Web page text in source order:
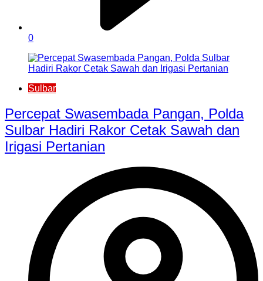
0
Sulbar
Percepat Swasembada Pangan, Polda
Sulbar Hadiri Rakor Cetak Sawah dan
Irigasi Pertanian